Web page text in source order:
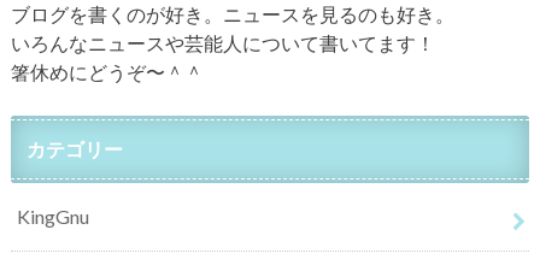
ブログを書くのが好き。ニュースを見るのも好き。
いろんなニュースや芸能人について書いてます！
箸休めにどうぞ〜＾＾
カテゴリー
KingGnu